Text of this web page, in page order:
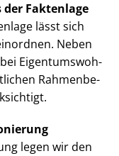
Faktenlage
lässt sich
Neben
Ei­gen­tums­woh­
Rah­men­be­
legen wir den